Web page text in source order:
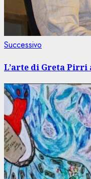
Successivo
L’arte di Greta Pirri